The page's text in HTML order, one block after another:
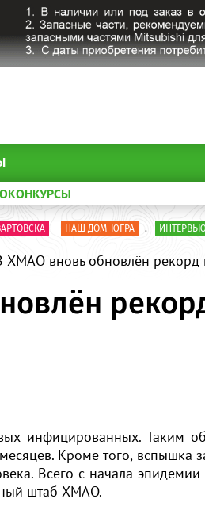
НАШ ДОМ-ЮГРА . ИНТЕРВЬЮ
ХМАО вновь обновлён рекорд
инфицированных. Таким
Кроме того, вспышка
Всего с начала
штаб ХМАО.